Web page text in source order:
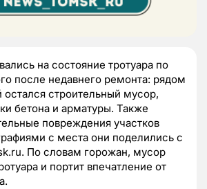
на состояние тротуара по
после недавнего ремонта: рядом
остался строительный мусор,
бетона и арматуры. Также
повреждения участков
с места они поделились с
По словам горожан, мусор
и портит впечатление от